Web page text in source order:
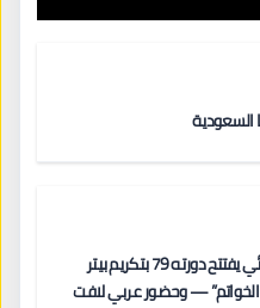
السعودية
مهرجان كان السينمائي يفتتح دورته 79 بتكريم بيتر
— وحضور عربي لافت